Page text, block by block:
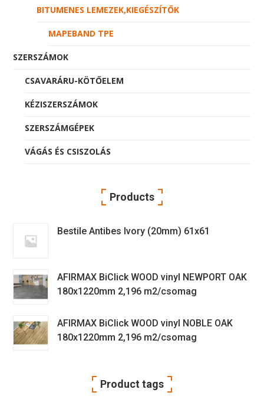
BITUMENES LEMEZEK,KIEGÉSZÍTŐK
MAPEBAND TPE
SZERSZÁMOK
CSAVARÁRU-KÖTŐELEM
KÉZISZERSZÁMOK
SZERSZÁMGÉPEK
VÁGÁS ÉS CSISZOLÁS
Products
Bestile Antibes Ivory (20mm) 61x61
AFIRMAX BiClick WOOD vinyl NEWPORT OAK
180x1220mm 2,196 m2/csomag
AFIRMAX BiClick WOOD vinyl NOBLE OAK
180x1220mm 2,196 m2/csomag
Product tags